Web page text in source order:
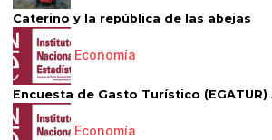
Caterino y la república de las abejas
Economía
Encuesta de Gasto Turístico (EGATUR)
Economía